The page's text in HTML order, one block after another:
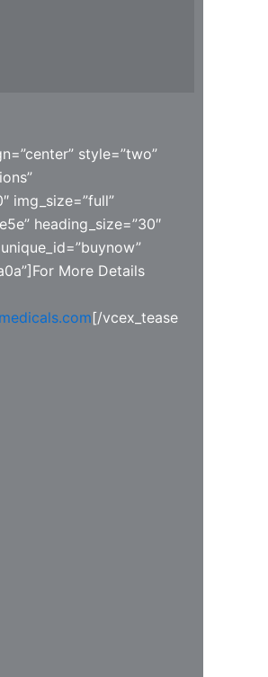
style=”two”
img_size=”full”
heading_size=”30″
More Details
[/vcex_tease